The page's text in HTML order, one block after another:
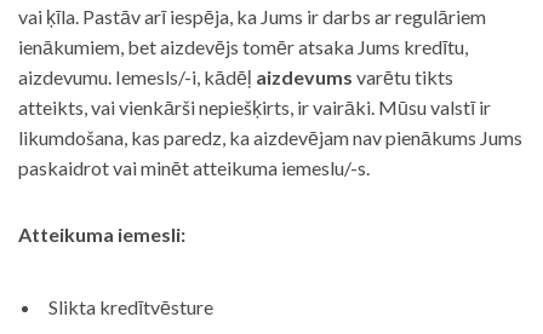
vai ķīla. Pastāv arī iespēja, ka Jums ir darbs ar regulāriem
ienākumiem, bet aizdevējs tomēr atsaka Jums kredītu,
aizdevumu. Iemesls/-i, kādēļ aizdevums varētu tikts
atteikts, vai vienkārši nepiešķirts, ir vairāki. Mūsu valstī ir
likumdošana, kas paredz, ka aizdevējam nav pienākums Jums
paskaidrot vai minēt atteikuma iemeslu/-s.
Atteikuma iemesli:
Slikta kredītvēsture